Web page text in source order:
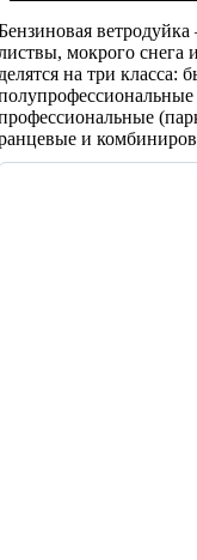
мокрого снега
на три класса:
и